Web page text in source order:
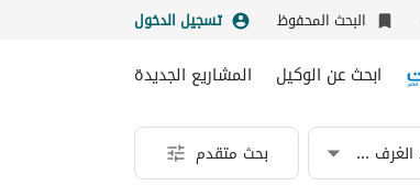
البحث المحفوظ تسجيل الدخول
ابحث عن الوكيل المشاريع الجديدة
عدد الغرف & الحمامات بحث متقدم